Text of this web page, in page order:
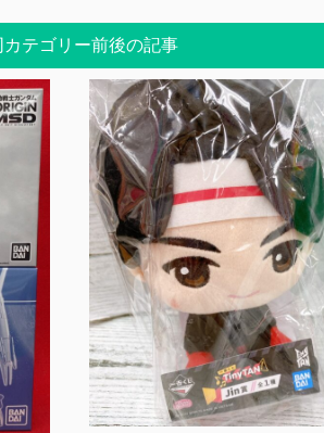
カテゴリー前後の記事